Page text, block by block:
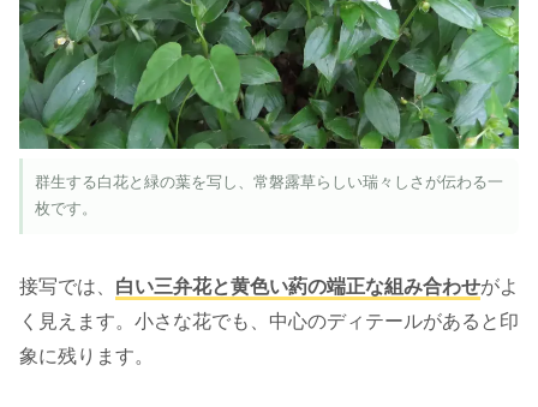
群生する白花と緑の葉を写し、常磐露草らしい瑞々しさが伝わる一
枚です。
接写では、 白い三弁花と黄色い葯の端正な組み合わせがよ
く見えます。小さな花でも、中心のディテールがあると印
象に残ります。